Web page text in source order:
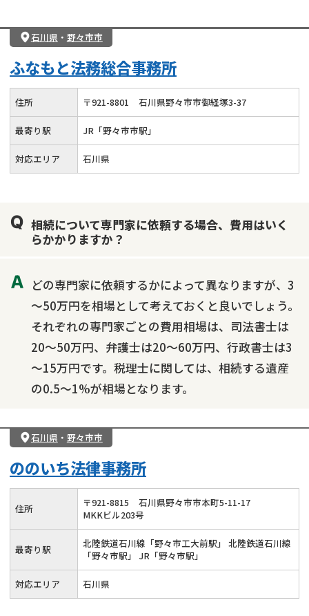
石川県 ・ 野々市市
ふなもと法務総合事務所
住所 〒921-8801 石川県野々市市御経塚3-37
最寄り駅 JR「野々市市駅」
対応エリア 石川県
相続について専門家に依頼する場合、費用はいく
らかかりますか？
どの専門家に依頼するかによって異なりますが、3
～50万円を相場として考えておくと良いでしょう。
それぞれの専門家ごとの費用相場は、司法書士は
20～50万円、弁護士は20～60万円、行政書士は3
～15万円です。税理士に関しては、相続する遺産
の0.5～1%が相場となります。
石川県 ・ 野々市市
ののいち法律事務所
住所 〒921-8815
石川県野々市市本町5-11-17
MKKビル203号
最寄り駅
北陸鉄道石川線「野々市工大前駅」 北陸鉄道石川線
「野々市駅」 JR「野々市駅」
対応エリア 石川県